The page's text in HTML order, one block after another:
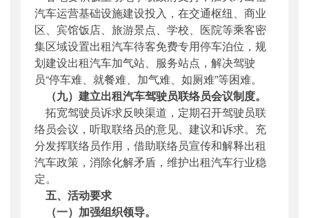
汽车运营基础设施建设投入，在交通枢纽、商业
区、宾馆饭店、旅游景点、学校、医院等乘客密
集区域设置出租汽车待客免费专用停车泊位，规
划建设出租汽车加气站、服务站点，解决驾驶
员“停车难、就餐难、加气难、如厕难”等困难。
（九）建立出租汽车驾驶员联络员会议制度。
拓宽驾驶员诉求反映渠道，定期召开驾驶员联
络员会议，听取联络员的意见、建议和诉求。充
分发挥联络员作用，借助联络员宣传和解释出租
汽车政策，消除化解矛盾，维护出租汽车行业稳
定。
五、活动要求
（一）加强组织领导。